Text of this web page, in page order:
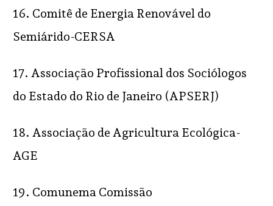
16. Comitê de Energia Renovável do
Semiárido-CERSA
17. Associação Profissional dos Sociólogos
do Estado do Rio de Janeiro (APSERJ)
18. Associação de Agricultura Ecológica-
AGE
19. Comunema Comissão